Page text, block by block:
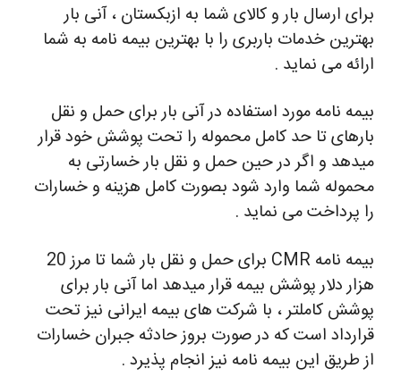
برای ارسال بار و کالای شما به ازبکستان ، آنی بار
بهترین خدمات باربری را با بهترین بیمه نامه به شما
ارائه می نماید .
بیمه نامه مورد استفاده در آنی بار برای حمل و نقل
بارهای تا حد کامل محموله را تحت پوشش خود قرار
میدهد و اگر در حین حمل و نقل بار خسارتی به
محموله شما وارد شود بصورت کامل هزینه و خسارات
را پرداخت می نماید .
بیمه نامه CMR برای حمل و نقل بار شما تا مرز 20
هزار دلار پوشش بیمه قرار میدهد اما آنی بار برای
پوشش کاملتر ، با شرکت های بیمه ایرانی نیز تحت
قرارداد است که در صورت بروز حادثه جبران خسارات
از طریق این بیمه نامه نیز انجام پذیرد .